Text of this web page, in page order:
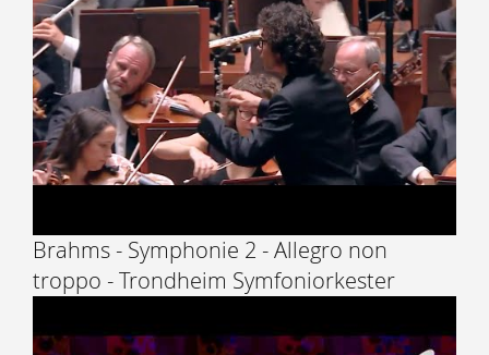
Brahms - Symphonie 2 - Allegro non
troppo - Trondheim Symfoniorkester